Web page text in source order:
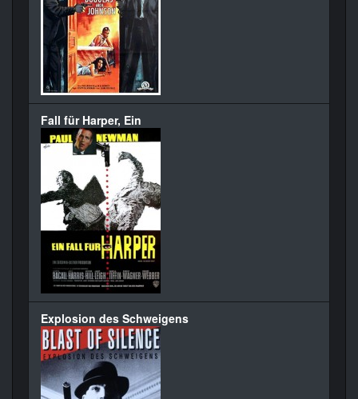
Fall für Harper, Ein
Explosion des Schweigens